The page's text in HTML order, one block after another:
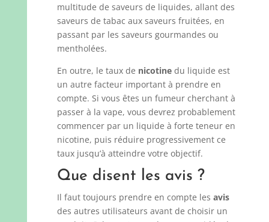
multitude de saveurs de liquides, allant des
saveurs de tabac aux saveurs fruitées, en
passant par les saveurs gourmandes ou
mentholées.
En outre, le taux de nicotinedu liquide est
un autre facteur important à prendre en
compte. Si vous êtes un fumeur cherchant à
passer à la vape, vous devrez probablement
commencer par un liquide à forte teneur en
nicotine, puis réduire progressivement ce
taux jusqu’à atteindre votre objectif.
Que disent les avis ?
Il faut toujours prendre en compte les avis
des autres utilisateurs avant de choisir un